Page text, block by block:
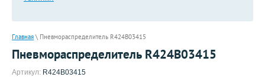
Главная\ Пневмораспределитель R424B03415
Пневмораспределитель R424B03415
Артикул: R424B03415